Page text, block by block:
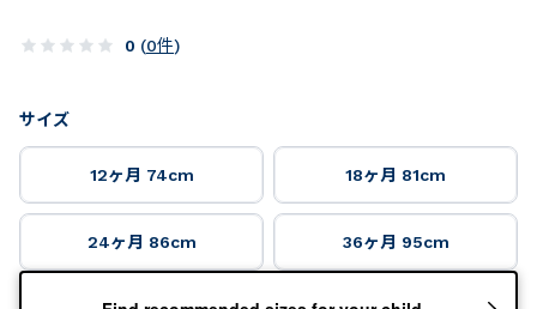
0 (0件)
サイズ
12ヶ月 74cm 18ヶ月 81cm
24ヶ月 86cm 36ヶ月 95cm